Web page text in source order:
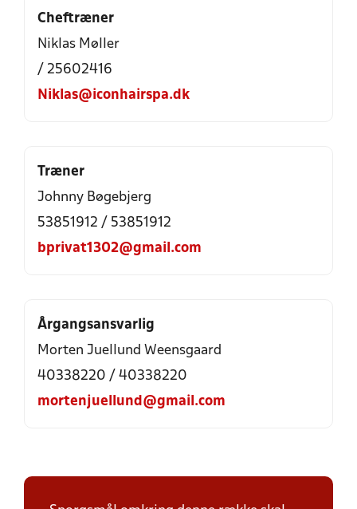
Cheftræner
Niklas Møller
/ 25602416
Niklas@iconhairspa.dk
Træner
Johnny Bøgebjerg
53851912 / 53851912
bprivat1302@gmail.com
Årgangsansvarlig
Morten Juellund Weensgaard
40338220 / 40338220
mortenjuellund@gmail.com